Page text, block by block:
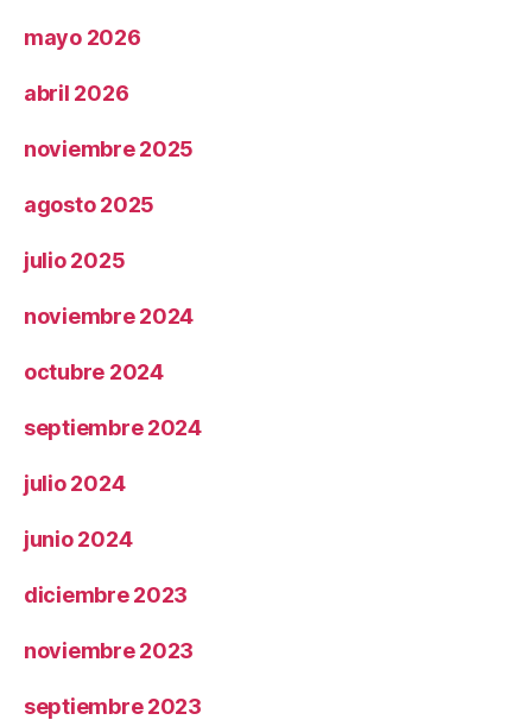
mayo 2026
abril 2026
noviembre 2025
agosto 2025
julio 2025
noviembre 2024
octubre 2024
septiembre 2024
julio 2024
junio 2024
diciembre 2023
noviembre 2023
septiembre 2023